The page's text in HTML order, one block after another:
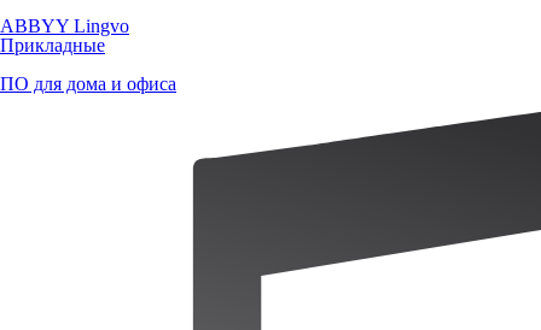
ABBYY Lingvo
Прикладные
ПО для дома и офиса